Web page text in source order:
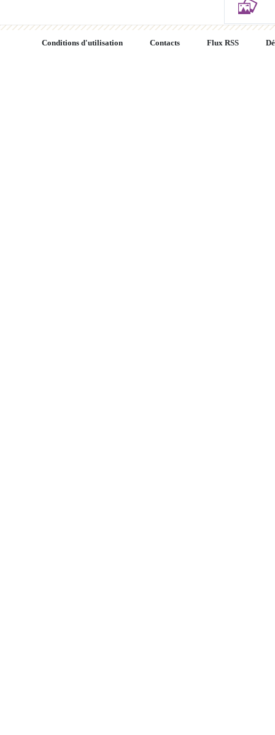
Conditions d'utilisation Contacts Flux RSS